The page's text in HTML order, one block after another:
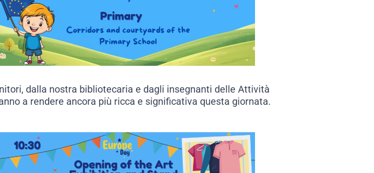
dalla nostra bibliotecaria e dagli insegnanti delle Attività
a rendere ancora più ricca e significativa questa giornata.